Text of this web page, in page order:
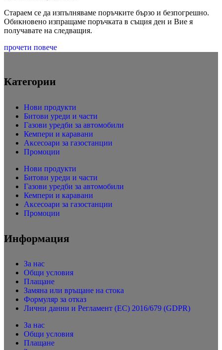
Стараем се да изпълняваме поръчките бързо и безпогрешно.
Обикновено изпращаме поръчката в същия ден и Вие я
получавате на следващия.
прочети повече
Категории
Нови продукти
Битови уреди и части
Газови уредби за автомобили
Кемпери и каравани
Аксесоари за газостанции
Промоции
Нови продукти
Битови уреди и части
Газови уредби за автомобили
Кемпери и каравани
Аксесоари за газостанции
Промоции
Информация
За нас
Общи условия
Плащане
Замяна или връщане на стока
Формуляр за отказ
Лични данни и Регламент (ЕС) 2016/679 (GDPR)
За нас
Общи условия
Плащане